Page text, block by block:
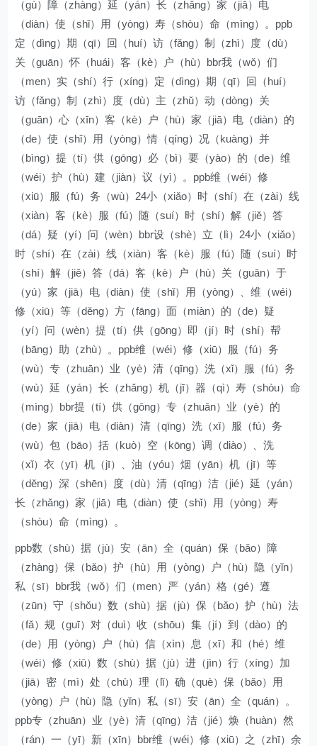
（gù）障（zhàng）延（yán）长（zhǎng）家（jiā）电
（diàn）使（shǐ）用（yòng）寿（shòu）命（mìng）。ppb
定（dìng）期（qī）回（huí）访（fǎng）制（zhì）度（dù）
关（guān）怀（huái）客（kè）户（hù）bbr我（wǒ）们
（men）实（shí）行（xíng）定（dìng）期（qī）回（huí）
访（fǎng）制（zhì）度（dù）主（zhǔ）动（dòng）关
（guān）心（xīn）客（kè）户（hù）家（jiā）电（diàn）的
（de）使（shǐ）用（yòng）情（qíng）况（kuàng）并
（bìng）提（tí）供（gōng）必（bì）要（yào）的（de）维
（wéi）护（hù）建（jiàn）议（yì）。ppb维（wéi）修
（xiū）服（fú）务（wù）24小（xiǎo）时（shí）在（zài）线
（xiàn）客（kè）服（fú）随（suí）时（shí）解（jiě）答
（dá）疑（yí）问（wèn）bbr设（shè）立（lì）24小（xiǎo）
时（shí）在（zài）线（xiàn）客（kè）服（fú）随（suí）时
（shí）解（jiě）答（dá）客（kè）户（hù）关（guān）于
（yú）家（jiā）电（diàn）使（shǐ）用（yòng）、维（wéi）
修（xiū）等（děng）方（fāng）面（miàn）的（de）疑
（yí）问（wèn）提（tí）供（gōng）即（jí）时（shí）帮
（bāng）助（zhù）。ppb维（wéi）修（xiū）服（fú）务
（wù）专（zhuān）业（yè）清（qīng）洗（xǐ）服（fú）务
（wù）延（yán）长（zhǎng）机（jī）器（qì）寿（shòu）命
（mìng）bbr提（tí）供（gōng）专（zhuān）业（yè）的
（de）家（jiā）电（diàn）清（qīng）洗（xǐ）服（fú）务
（wù）包（bāo）括（kuò）空（kōng）调（diào）、洗
（xǐ）衣（yī）机（jī）、油（yóu）烟（yān）机（jī）等
（děng）深（shēn）度（dù）清（qīng）洁（jié）延（yán）
长（zhǎng）家（jiā）电（diàn）使（shǐ）用（yòng）寿
（shòu）命（mìng）。
ppb数（shù）据（jù）安（ān）全（quán）保（bǎo）障
（zhàng）保（bǎo）护（hù）用（yòng）户（hù）隐（yǐn）
私（sī）bbr我（wǒ）们（men）严（yán）格（gé）遵
（zūn）守（shǒu）数（shù）据（jù）保（bǎo）护（hù）法
（fǎ）规（guī）对（duì）收（shōu）集（jí）到（dào）的
（de）用（yòng）户（hù）信（xìn）息（xī）和（hé）维
（wéi）修（xiū）数（shù）据（jù）进（jìn）行（xíng）加
（jiā）密（mì）处（chù）理（lǐ）确（què）保（bǎo）用
（yòng）户（hù）隐（yǐn）私（sī）安（ān）全（quán）。
ppb专（zhuān）业（yè）清（qīng）洁（jié）焕（huàn）然
（rán）一（yī）新（xīn）bbr维（wéi）修（xiū）之（zhī）余